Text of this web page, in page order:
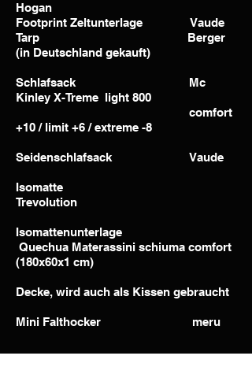
Hogan
Footprint Zeltunterlage Vaude
Tarp Berger
(in Deutschland gekauft)
Schlafsack Mc
Kinley X-Treme light 800
comfort
+10 / limit +6 / extreme -8
Seidenschlafsack Vaude
Isomatte
Trevolution
Isomattenunterlage
Quechua Materassini schiuma comfort
(180x60x1 cm)
Decke, wird auch als Kissen gebraucht
Mini Falthocker meru